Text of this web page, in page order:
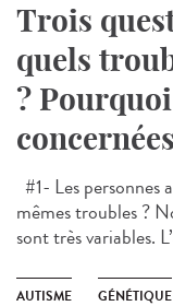
Trois
quels
?
#1- Les personnes
mêmes troubles ?
sont très variables.
AUTISME GÉNÉTIQUE